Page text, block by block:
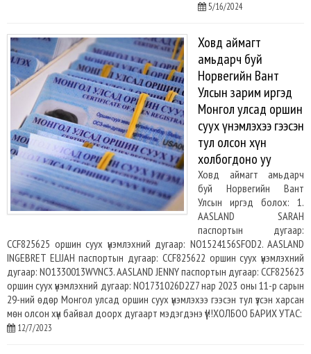
5/16/2024
Ховд аймагт
амьдарч буй
Норвегийн Вант
Улсын зарим иргэд
Монгол улсад оршин
суух үнэмлэхээ гээсэн
тул олсон хүн
холбогдоно уу
Ховд аймагт амьдарч
буй Норвегийн Вант
Улсын иргэд болох: 1.
AASLAND SARAH
паспортын дугаар:
CCF825625 оршин суух үнэмлэхний дугаар: NO1524156SFOD2. AASLAND
INGEBRET ELIJAH паспортын дугаар: CCF825622 оршин суух үнэмлэхний
дугаар: NO1330013WVNC3. AASLAND JENNY паспортын дугаар: CCF825623
оршин суух үнэмлэхний дугаар: NO1731026D2Z7 нар 2023 оны 11-р сарын
29-ний өдөр Монгол улсад оршин суух үнэмлэхээ гээсэн тул үзсэн харсан
мөн олсон хүн байвал доорх дугаарт мэдэгдэнэ үү!!!ХОЛБОО БАРИХ УТАС:
12/7/2023